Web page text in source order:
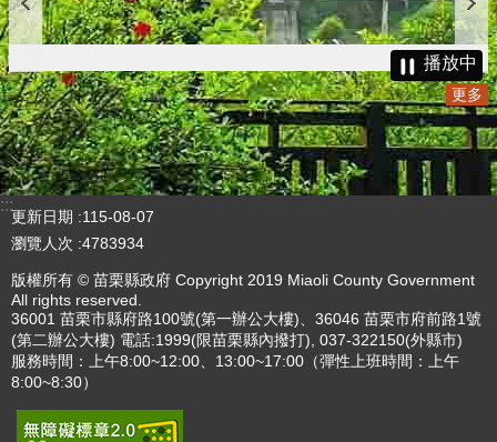
播放中
更多
:::
更新日期
115-08-07
瀏覽人次 4783934
版權所有 © 苗栗縣政府 Copyright 2019 Miaoli County Government
All rights reserved.
36001 苗栗市縣府路100號(第一辦公大樓)、36046 苗栗市府前路1號
(第二辦公大樓) 電話:1999(限苗栗縣內撥打), 037-322150(外縣市)
服務時間：上午8:00~12:00、13:00~17:00（彈性上班時間：上午
8:00~8:30）